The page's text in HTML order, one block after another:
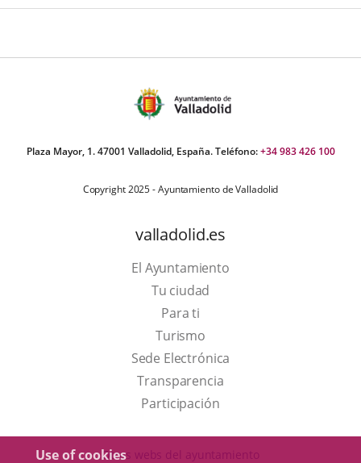
Use of cookies
Plaza Mayor, 1. 47001 Valladolid, España. Teléfono:+34 983 426 100
Copyright 2025 - Ayuntamiento de Valladolid
valladolid.es
El Ayuntamiento
Tu ciudad
Para ti
TurismoThis
link
will
open
Sede Electrónica
Transparencia
Participación
Otras webs del ayuntamiento